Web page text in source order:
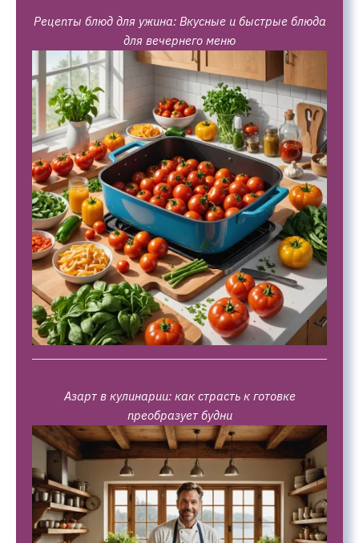
Рецепты блюд для ужина: Вкусные и быстрые блюда
для вечернего меню
Азарт в кулинарии: как страсть к готовке
преобразует будни